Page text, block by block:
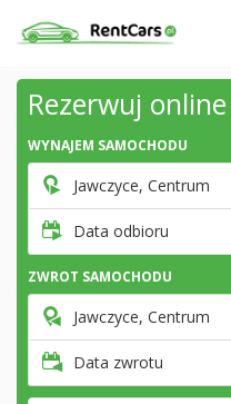
Rezerwuj online
WYNAJEM SAMOCHODU
Jawczyce, Centrum
Data odbioru
ZWROT SAMOCHODU
Jawczyce, Centrum
Data zwrotu